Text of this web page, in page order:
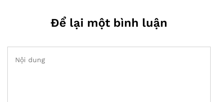
Để lại một bình luận